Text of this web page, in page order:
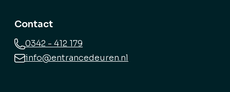
Contact
0342 - 412 179
info@entrancedeuren.nl